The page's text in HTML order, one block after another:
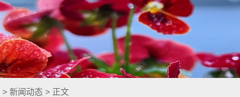
> 新闻动态 > 正文